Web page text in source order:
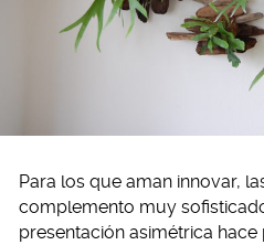
Para los que aman innovar,
complemento muy
presentación asimétrica